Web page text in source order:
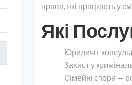
права, які працюють у
Які
Юридичні
Захист у
Сімейні спори —